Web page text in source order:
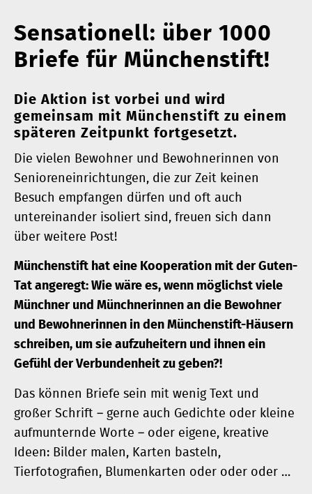
Sensationell: über 1000
Briefe für Münchenstift!
Die Aktion ist vorbei und wird
gemeinsam mit Münchenstift zu einem
späteren Zeitpunkt fortgesetzt.
Die vielen Bewohner und Bewohnerinnen von
Senioreneinrichtungen, die zur Zeit keinen
Besuch empfangen dürfen und oft auch
untereinander isoliert sind, freuen sich dann
über weitere Post!
Münchenstift hat eine Kooperation mit der Guten-
Tat angeregt: Wie wäre es, wenn möglichst viele
Münchner und Münchnerinnen an die Bewohner
und Bewohnerinnen in den Münchenstift-Häusern
schreiben, um sie aufzuheitern und ihnen ein
Gefühl der Verbundenheit zu geben?!
Das können Briefe sein mit wenig Text und
großer Schrift – gerne auch Gedichte oder kleine
aufmunternde Worte – oder eigene, kreative
Ideen: Bilder malen, Karten basteln,
Tierfotografien, Blumenkarten oder oder oder …